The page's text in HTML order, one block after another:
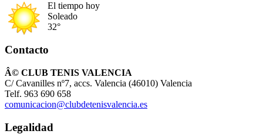
El tiempo hoy
Soleado
32°
Contacto
Â© CLUB TENIS VALENCIA
C/ Cavanilles nº7, accs. Valencia (46010) Valencia
Telf. 963 690 658
comunicacion@clubdetenisvalencia.es
Legalidad